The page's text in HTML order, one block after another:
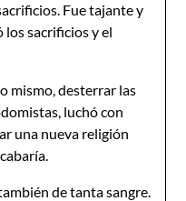
Fue tajante y
sacrificios y el
mismo, desterrar las
luchó con
una nueva religión
de tanta sangre.